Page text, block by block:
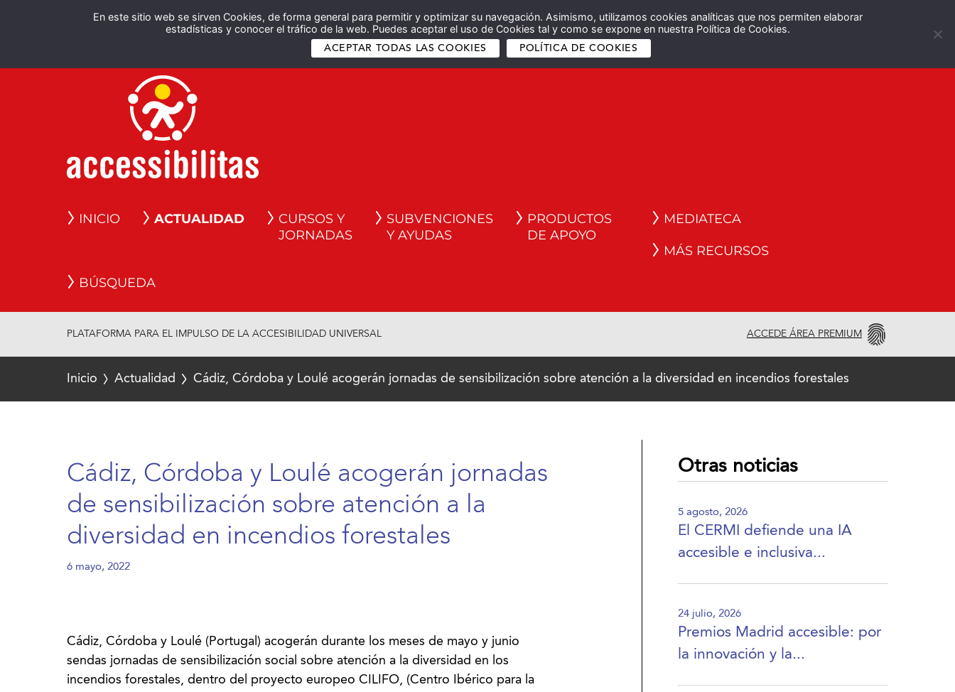
En este sitio web se sirven Cookies, de forma general para permitir y optimizar su navegación. Asimismo, utilizamos cookies analíticas que nos permiten elaborar
estadísticas y conocer el tráfico de la web. Puedes aceptar el uso de Cookies tal y como se expone en nuestra Política de Cookies.
ACEPTAR TODAS LAS COOKIES POLÍTICA DE COOKIES
Español English
INICIO ACTUALIDAD
CURSOS Y
JORNADAS
SUBVENCIONES
Y AYUDAS
PRODUCTOS
DE APOYO
MEDIATECA
MÁS RECURSOS
BÚSQUEDA
PLATAFORMA PARA EL IMPULSO DE LA ACCESIBILIDAD UNIVERSAL ACCEDE ÁREA PREMIUM
Inicio Actualidad Cádiz, Córdoba y Loulé acogerán jornadas de sensibilización sobre atención a la diversidad en incendios forestales
Cádiz, Córdoba y Loulé acogerán jornadas
de sensibilización sobre atención a la
diversidad en incendios forestales
6 mayo, 2022
Cádiz, Córdoba y Loulé (Portugal) acogerán durante los meses de mayo y junio
sendas jornadas de sensibilización social sobre atención a la diversidad en los
incendios forestales, dentro del proyecto europeo CILIFO, (Centro Ibérico para la
Otras noticias
5 agosto, 2026
El CERMI defiende una IA
accesible e inclusiva...
24 julio, 2026
Premios Madrid accesible: por
la innovación y la...